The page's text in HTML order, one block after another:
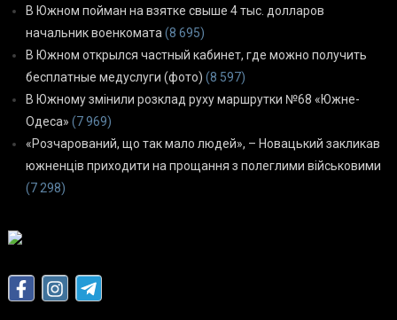
В Южном пойман на взятке свыше 4 тыс. долларов
начальник военкомата (8 695)
В Южном открылся частный кабинет, где можно получить
бесплатные медуслуги (фото) (8 597)
В Южному змінили розклад руху маршрутки №68 «Южне-
Одеса» (7 969)
«Розчарований, що так мало людей», – Новацький закликав
южненців приходити на прощання з полеглими військовими
(7 298)